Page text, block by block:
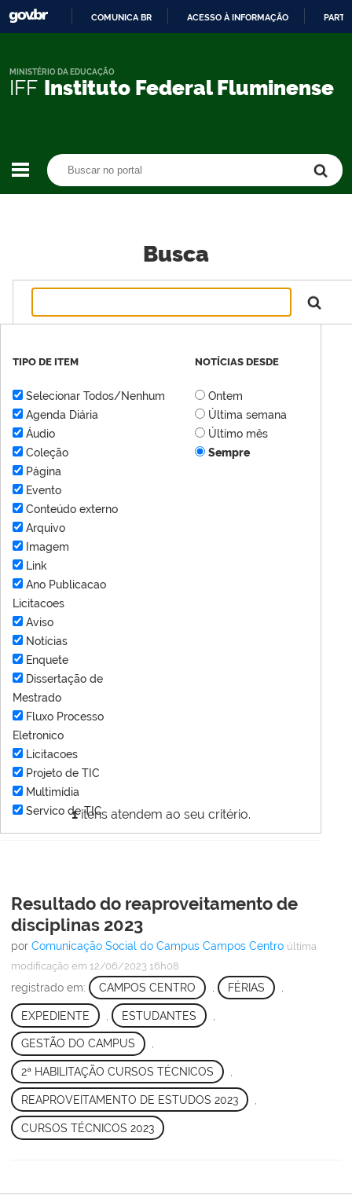
CONTEÚDO
COMUNICA BR ACESSO À INFORMAÇÃO
IFF Instituto Federal Fluminense
MINISTÉRIO DA EDUCAÇÃO
Busca
1itens atendem ao seu critério.
TIPO DE ITEM
Selecionar Todos/Nenhum
Agenda Diária
Áudio
Coleção
Página
Evento
Conteúdo externo
Arquivo
Imagem
Link
Ano Publicacao
Licitacoes
Aviso
Notícias
Enquete
Dissertação de
Mestrado
Fluxo Processo
Eletronico
Licitacoes
Projeto de TIC
Multimídia
Servico de TIC
NOTÍCIAS DESDE
Ontem
Última semana
Último mês
Sempre
Resultado do reaproveitamento de
disciplinas 2023
por Comunicação Social do Campus Campos Centro última
modificação em 12/06/2023 16h08
registrado em: CAMPOS CENTRO FÉRIAS
EXPEDIENTE ESTUDANTES
GESTÃO DO CAMPUS ,
2ª HABILITAÇÃO CURSOS TÉCNICOS
REAPROVEITAMENTO DE ESTUDOS 2023
CURSOS TÉCNICOS 2023